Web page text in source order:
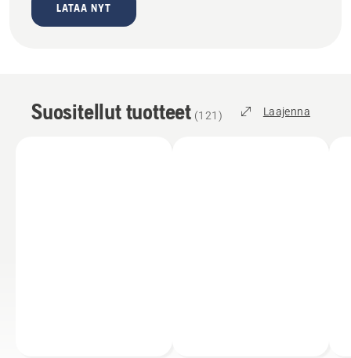
LATAA NYT
Suositellut tuotteet (121 ) Laajenna